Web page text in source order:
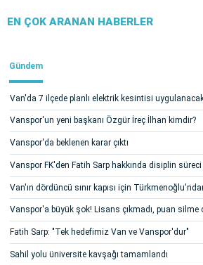
EN ÇOK ARANAN HABERLER
Gündem
Van'da 7 ilçede planlı elektrik kesintisi
Vanspor'un yeni başkanı Özgür İreç İlhan kimdir?
Vanspor'da beklenen karar çıktı
Vanspor FK'den Fatih Sarp hakkında disiplin süreci
Van'ın dördüncü sınır kapısı için
Vanspor'a büyük şok! Lisans çıkmadı, puan silme
Fatih Sarp: "Tek hedefimiz Van ve Vanspor'dur"
Sahil yolu üniversite kavşağı tamamlandı